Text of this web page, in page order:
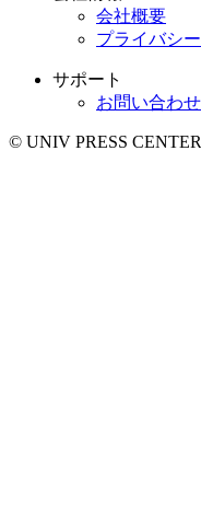
会社概要
プライバシ
サポート
お問い合わせ
© UNIV PRESS